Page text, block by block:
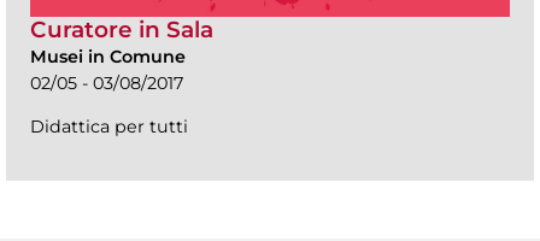
Curatore in Sala
Musei in Comune
02/05 - 03/08/2017
Didattica per tutti